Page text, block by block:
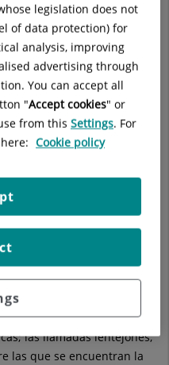
cultivada en todas las
fácil de cosechar,
al alternar su cultivo
energía, barata, de fácil
con todo tipo de alimentos.
mundiales son Turquía y
con pétalos de color
en pequeños racimos y es
una produce
y la otra amarillas y de
tipos de lentejas
la semilla: las lentejas
y color verde o verde
las llamadas lentejones,
las que se encuentran la
legislation does not
of data protection) for
analysis, improving
advertising through
You can accept all
"Accept cookies" or
from this Settings. For
Cookie policy